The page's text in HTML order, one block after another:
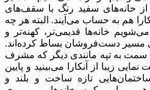
از خانه‌های سفید رنگ با سقف‌های
هم به حساب می‌آیند. البته هر چه
خانه‌ها قدیمی‌تر، کهنه‌تر و
مسیر دست‌فروشان بساط کرده‌اند.
به تپه مانندی دیگر که مشرف
زیبا از آنکارا می‌بینید و پایین
تازه ساخت و بلند و